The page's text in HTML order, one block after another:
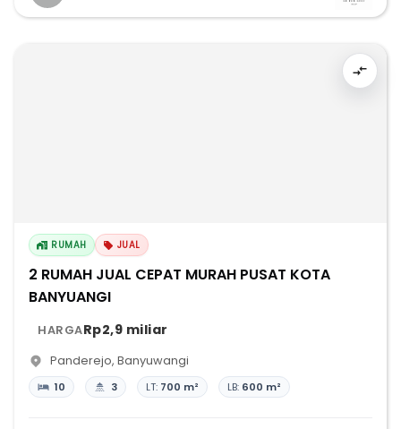
RUMAH JUAL
2 RUMAH JUAL CEPAT MURAH PUSAT KOTA
BANYUANGI
HARGARp2,9 miliar
Panderejo, Banyuwangi
10 3 LT: 700 m² LB: 600 m²